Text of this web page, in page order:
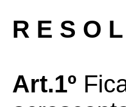
R E S O
Art.1º